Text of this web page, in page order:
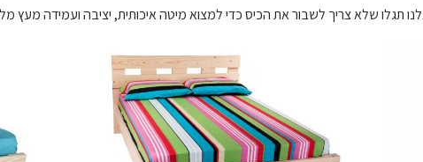
תגלו שלא צריך לשבור את הכיס כדי למצוא מיטה איכותית, יציבה ועמידה מעץ